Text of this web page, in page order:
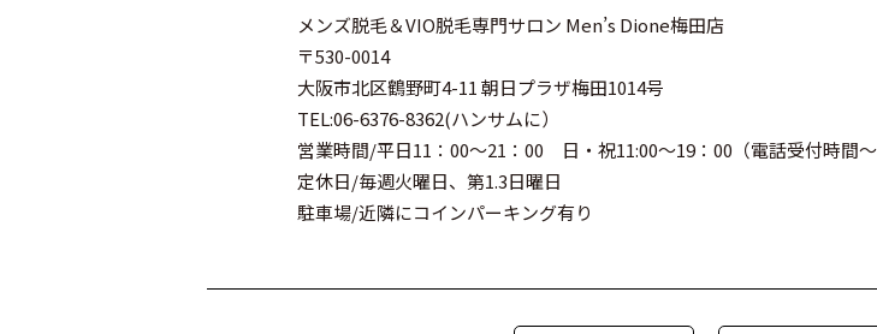
メンズ脱毛＆VIO脱毛専門サロン Men’s Dione梅田店
〒530-0014
大阪市北区鶴野町4-11 朝日プラザ梅田1014号
TEL:06-6376-8362(ハンサムに）
営業時間/平日11：00～21：00 日・祝11:00～19：00（電話受付時間
定休日/毎週火曜日、第1.3日曜日
駐車場/近隣にコインパーキング有り